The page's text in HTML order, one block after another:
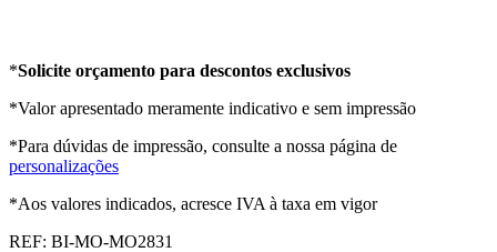
*Solicite orçamento para descontos exclusivos
*Valor apresentado meramente indicativo e sem impressão
*Para dúvidas de impressão, consulte a nossa página de
personalizações
*Aos valores indicados, acresce IVA à taxa em vigor
REF: BI-MO-MO2831